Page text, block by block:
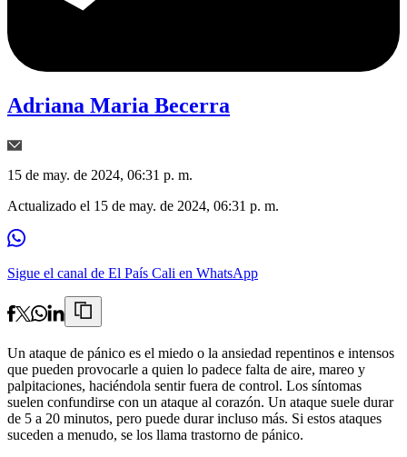
Adriana Maria Becerra
15 de may. de 2024, 06:31 p. m.
Actualizado el 15 de may. de 2024, 06:31 p. m.
Sigue el canal de El País Cali en WhatsApp
Un ataque de pánico es el miedo o la ansiedad repentinos e intensos
que pueden provocarle a quien lo padece falta de aire, mareo y
palpitaciones, haciéndola sentir fuera de control. Los síntomas
suelen confundirse con un ataque al corazón. Un ataque suele durar
de 5 a 20 minutos, pero puede durar incluso más. Si estos ataques
suceden a menudo, se los llama trastorno de pánico.